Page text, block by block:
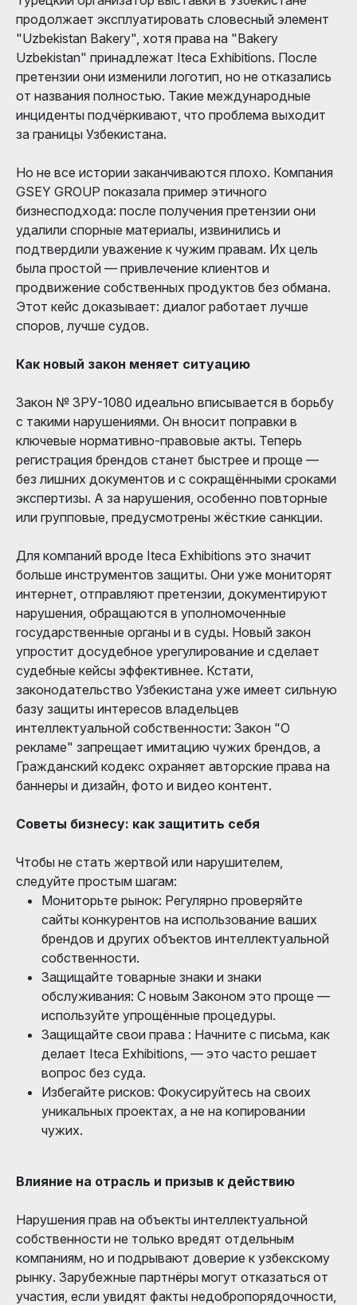
продолжает эксплуатировать словесный элемент
"Uzbekistan Bakery", хотя права на "Bakery
Uzbekistan" принадлежат Iteca Exhibitions. После
претензии они изменили логотип, но не отказались
от названия полностью. Такие международные
инциденты подчёркивают, что проблема выходит
за границы Узбекистана.
Но не все истории заканчиваются плохо. Компания
GSEY GROUP показала пример этичного
бизнесподхода: после получения претензии они
удалили спорные материалы, извинились и
подтвердили уважение к чужим правам. Их цель
была простой — привлечение клиентов и
продвижение собственных продуктов без обмана.
Этот кейс доказывает: диалог работает лучше
споров, лучше судов.
Как новый закон меняет ситуацию
Закон № ЗРУ-1080 идеально вписывается в борьбу
с такими нарушениями. Он вносит поправки в
ключевые нормативно-правовые акты. Теперь
регистрация брендов станет быстрее и проще —
без лишних документов и с сокращёнными сроками
экспертизы. А за нарушения, особенно повторные
или групповые, предусмотрены жёсткие санкции.
Для компаний вроде Iteca Exhibitions это значит
больше инструментов защиты. Они уже мониторят
интернет, отправляют претензии, документируют
нарушения, обращаются в уполномоченные
государственные органы и в суды. Новый закон
упростит досудебное урегулирование и сделает
судебные кейсы эффективнее. Кстати,
законодательство Узбекистана уже имеет сильную
базу защиты интересов владельцев
интеллектуальной собственности: Закон "О
рекламе" запрещает имитацию чужих брендов, а
Гражданский кодекс охраняет авторские права на
баннеры и дизайн, фото и видео контент.
Советы бизнесу: как защитить себя
Чтобы не стать жертвой или нарушителем,
следуйте простым шагам:
Мониторьте рынок: Регулярно проверяйте
сайты конкурентов на использование ваших
брендов и других объектов интеллектуальной
собственности.
Защищайте товарные знаки и знаки
обслуживания: С новым Законом это проще —
используйте упрощённые процедуры.
Защищайте свои права : Начните с письма, как
делает Iteca Exhibitions, — это часто решает
вопрос без суда.
Избегайте рисков: Фокусируйтесь на своих
уникальных проектах, а не на копировании
чужих.
Влияние на отрасль и призыв к действию
Нарушения прав на объекты интеллектуальной
собственности не только вредят отдельным
компаниям, но и подрывают доверие к узбекскому
рынку. Зарубежные партнёры могут отказаться от
участия, если увидят факты недобропорядочности,